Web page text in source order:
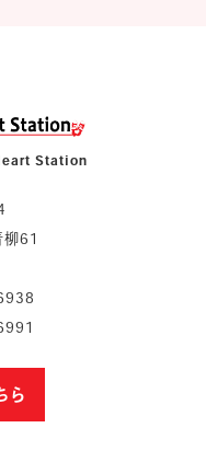
Station
柳61
ら